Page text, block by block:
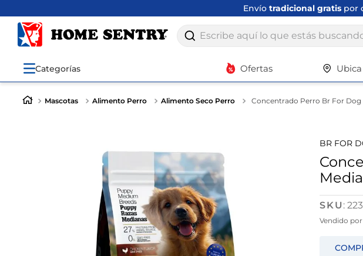
Envío tradicional gratispor
Escribe aquí lo que estás buscando
Categorías Ofertas
Mascotas Alimento Perro Alimento Seco Perro Concentrado Perro Br For Dog
BR FOR
:
Vendido por
Términos más
closet
cuadros
espejo
silla